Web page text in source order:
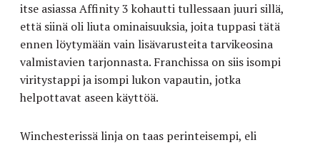
itse asiassa Affinity 3 kohautti tullessaan juuri sillä,
että siinä oli liuta ominaisuuksia, joita tuppasi tätä
ennen löytymään vain lisävarusteita tarvikeosina
valmistavien tarjonnasta. Franchissa on siis isompi
viritystappi ja isompi lukon vapautin, jotka
helpottavat aseen käyttöä.
Winchesterissä linja on taas perinteisempi, eli